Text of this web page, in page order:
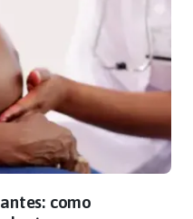
como